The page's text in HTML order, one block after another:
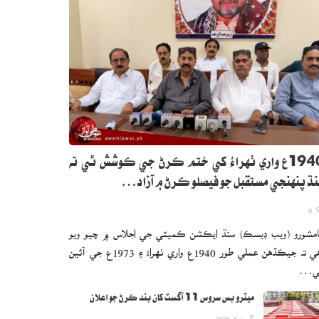
1940ع واري ٺهراءُ کي ختم ڪرڻ جي ڪوشش ٿي ته
پنهنجي مستقبل جو فيصلو ڪرڻ ۾ آزاد…
(ويب ڊيسڪ) سنڌ ايڪشن ڪميٽي جي اجلاس ۾ چيو ويو
آهي ته جيڪڏهن عملي طور 1940ع واري ٺهراءُ ۽ 1973ع جي آئين
ميٽرو بس سروس 11 آگسٽ کان بند ڪرڻ جو اعلان
اگست 8, 2026